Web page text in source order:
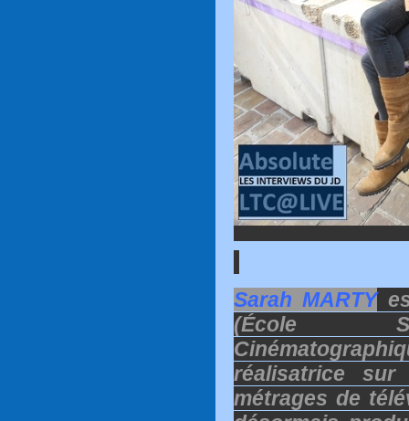
Sarah MARTY
(École
réalisatrice
métrages de